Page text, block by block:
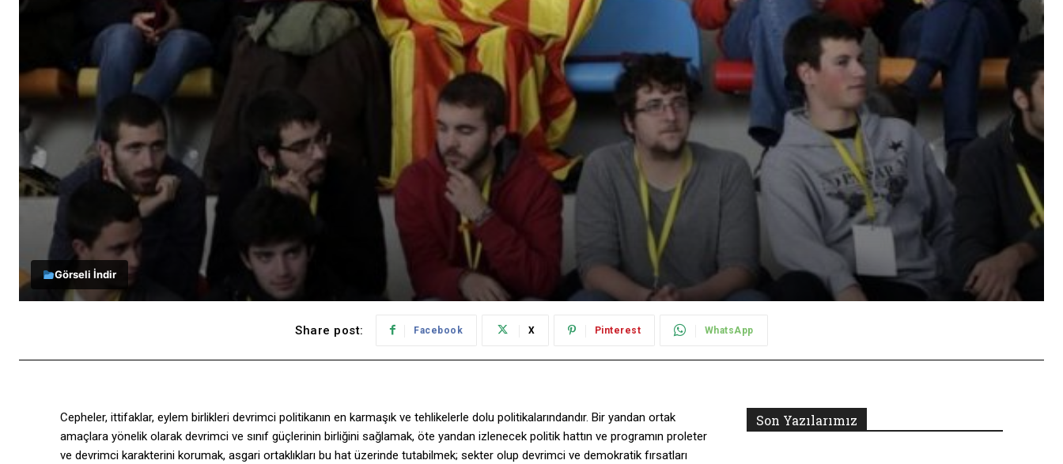
Görseli İndir
Share post: Facebook X Pinterest WhatsApp
Cepheler, ittifaklar, eylem birlikleri devrimci politikanın en karmaşık ve tehlikelerle dolu politikalarındandır. Bir yandan ortak
amaçlara yönelik olarak devrimci ve sınıf güçlerinin birliğini sağlamak, öte yandan izlenecek politik hattın ve programın proleter
ve devrimci karakterini korumak, asgari ortaklıkları bu hat üzerinde tutabilmek; sekter olup devrimci ve demokratik fırsatları
Son Yazılarımız